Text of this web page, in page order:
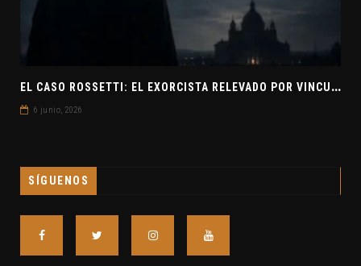
E
L CASO ROSSETTI: EL EXORCISTA RELEVADO POR VINCULAR OVNIS Y DEMONIOS
6 junio, 2026
SÍGUENOS